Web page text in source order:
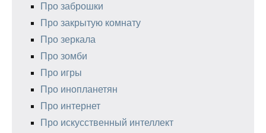
Про заброшки
Про закрытую комнату
Про зеркала
Про зомби
Про игры
Про инопланетян
Про интернет
Про искусственный интеллект